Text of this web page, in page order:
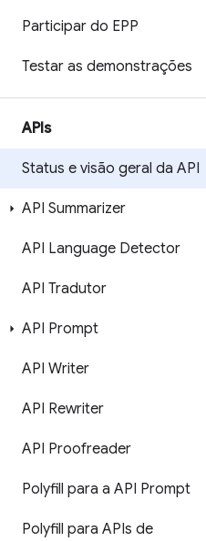
Participar do EPP
Testar as demonstrações
APIs
Status e visão geral da API
API Summarizer
API Language Detector
API Tradutor
API Prompt
API Writer
API Rewriter
API Proofreader
Polyfill para a API Prompt
Polyfill para APIs de